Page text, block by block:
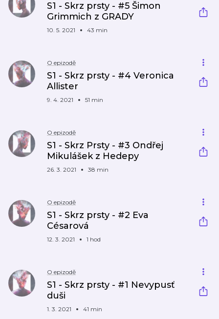
S1 - Skrz prsty - #5 Šimon
Grimmich z GRADY
10. 5. 2021 43 min
O epizodě
S1 - Skrz prsty - #4 Veronica
Allister
9. 4. 2021 51 min
O epizodě
S1 - Skrz Prsty - #3 Ondřej
Mikulášek z Hedepy
26. 3. 2021 38 min
O epizodě
S1 - Skrz prsty - #2 Eva
Césarová
12. 3. 2021 1 hod
O epizodě
S1 - Skrz prsty - #1 Nevypusť
duši
1. 3. 2021 41 min